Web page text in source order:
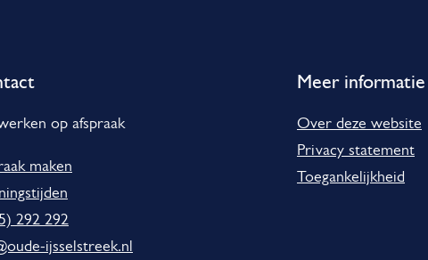
op afspraak
maken
292 292
ijsselstreek.nl
Meer informatie
Over deze website
Privacy statement
Toegankelijkheid